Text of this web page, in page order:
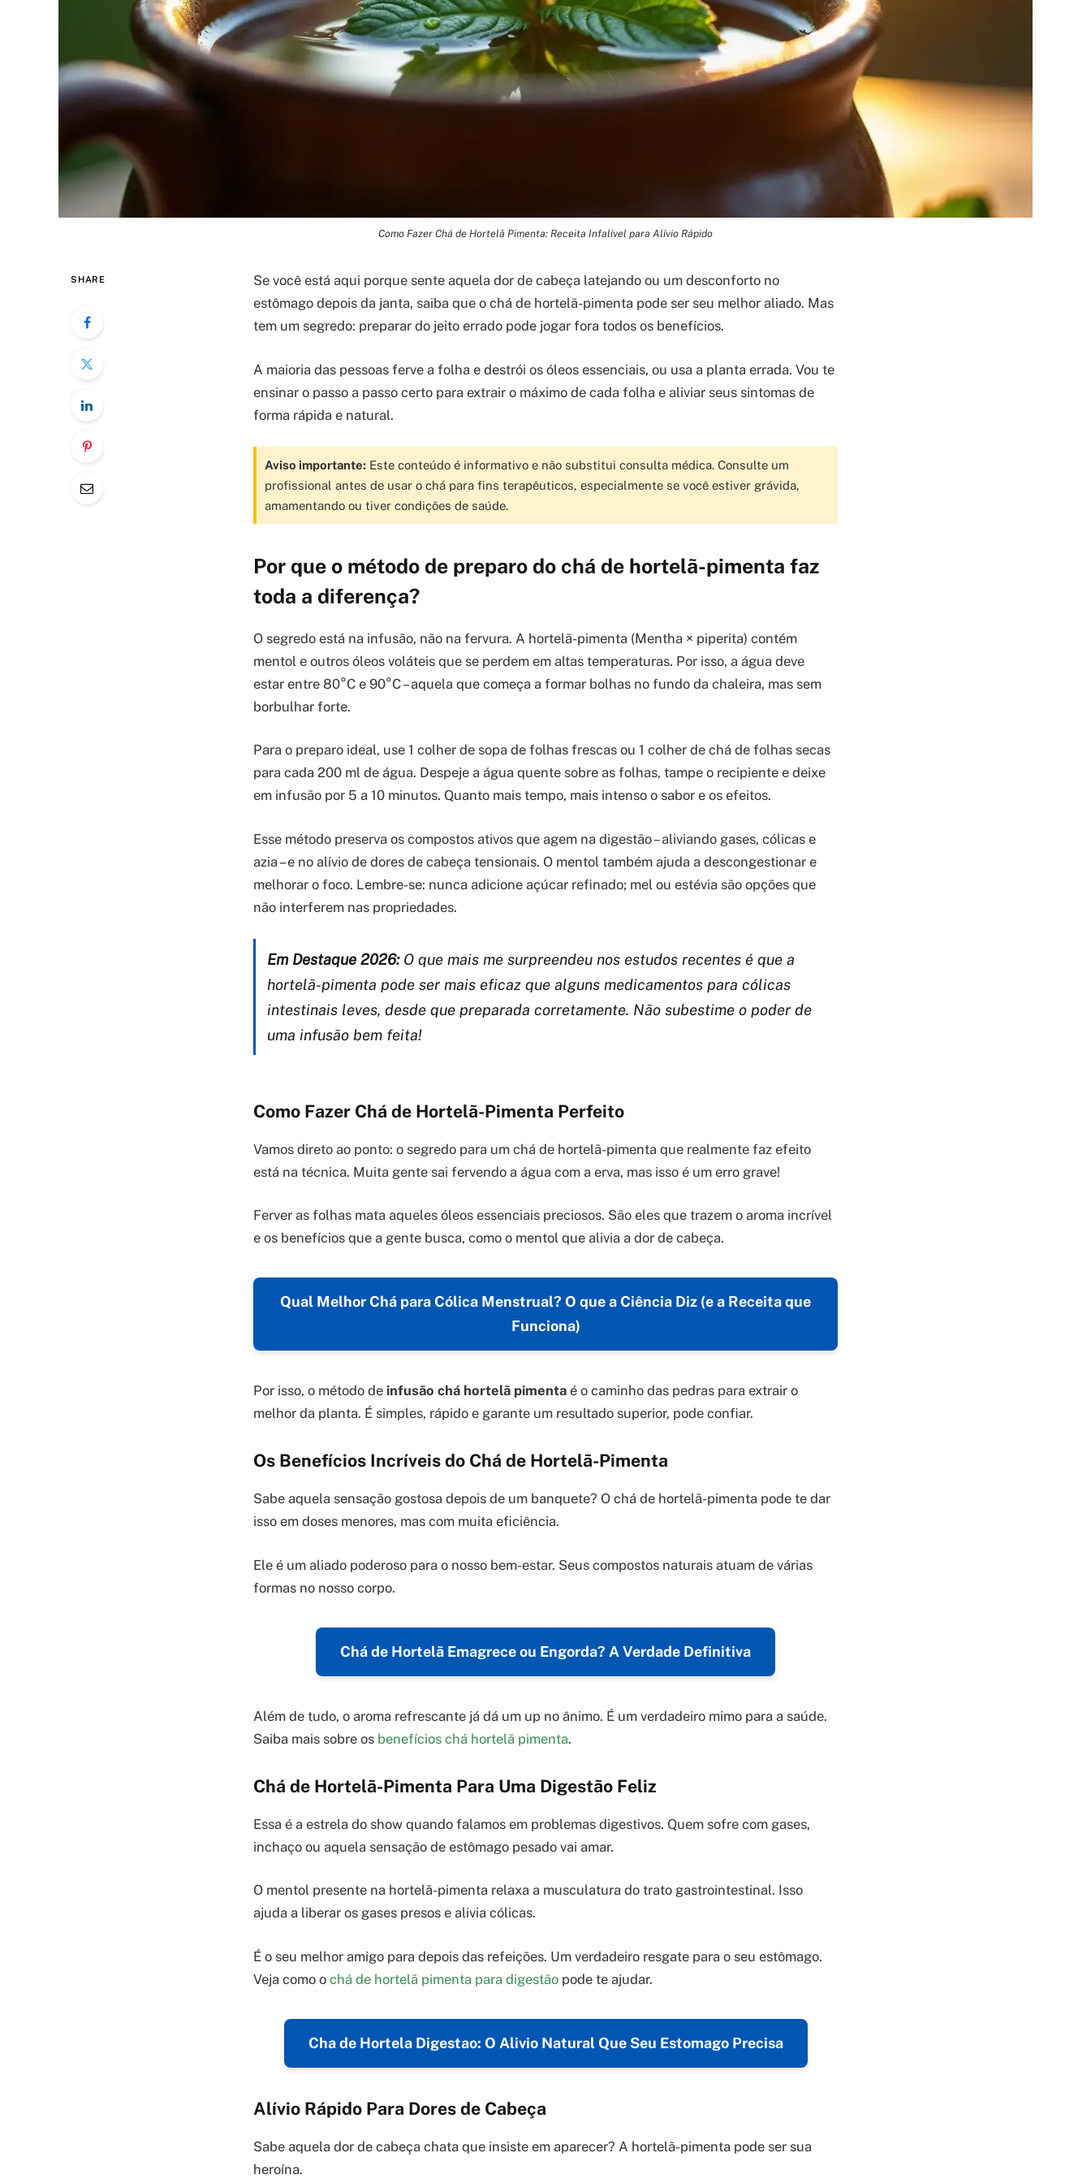
Como Fazer Chá de Hortelã Pimenta: Receita Infalível para Alívio Rápido
SHARE
Se você está aqui porque sente aquela dor de cabeça latejando ou um desconforto no
estômago depois da janta, saiba que o chá de hortelã-pimenta pode ser seu melhor aliado. Mas
tem um segredo: preparar do jeito errado pode jogar fora todos os benefícios.
A maioria das pessoas ferve a folha e destrói os óleos essenciais, ou usa a planta errada. Vou te
ensinar o passo a passo certo para extrair o máximo de cada folha e aliviar seus sintomas de
forma rápida e natural.
Aviso importante: Este conteúdo é informativo e não substitui consulta médica. Consulte um
profissional antes de usar o chá para fins terapêuticos, especialmente se você estiver grávida,
amamentando ou tiver condições de saúde.
Por que o método de preparo do chá de hortelã-pimenta faz
toda a diferença?
O segredo está na infusão, não na fervura. A hortelã-pimenta (Mentha × piperita) contém
mentol e outros óleos voláteis que se perdem em altas temperaturas. Por isso, a água deve
estar entre 80°C e 90°C – aquela que começa a formar bolhas no fundo da chaleira, mas sem
borbulhar forte.
Para o preparo ideal, use 1 colher de sopa de folhas frescas ou 1 colher de chá de folhas secas
para cada 200 ml de água. Despeje a água quente sobre as folhas, tampe o recipiente e deixe
em infusão por 5 a 10 minutos. Quanto mais tempo, mais intenso o sabor e os efeitos.
Esse método preserva os compostos ativos que agem na digestão – aliviando gases, cólicas e
azia – e no alívio de dores de cabeça tensionais. O mentol também ajuda a descongestionar e
melhorar o foco. Lembre-se: nunca adicione açúcar refinado; mel ou estévia são opções que
não interferem nas propriedades.
Em Destaque 2026:O que mais me surpreendeu nos estudos recentes é que a
hortelã-pimenta pode ser mais eficaz que alguns medicamentos para cólicas
intestinais leves, desde que preparada corretamente. Não subestime o poder de
uma infusão bem feita!
Como Fazer Chá de Hortelã-Pimenta Perfeito
Vamos direto ao ponto: o segredo para um chá de hortelã-pimenta que realmente faz efeito
está na técnica. Muita gente sai fervendo a água com a erva, mas isso é um erro grave!
Ferver as folhas mata aqueles óleos essenciais preciosos. São eles que trazem o aroma incrível
e os benefícios que a gente busca, como o mentol que alivia a dor de cabeça.
Qual Melhor Chá para Cólica Menstrual? O que a Ciência Diz (e a Receita que
Funciona)
Por isso, o método de infusão chá hortelã pimenta é o caminho das pedras para extrair o
melhor da planta. É simples, rápido e garante um resultado superior, pode confiar.
Os Benefícios Incríveis do Chá de Hortelã-Pimenta
Sabe aquela sensação gostosa depois de um banquete? O chá de hortelã-pimenta pode te dar
isso em doses menores, mas com muita eficiência.
Ele é um aliado poderoso para o nosso bem-estar. Seus compostos naturais atuam de várias
formas no nosso corpo.
Chá de Hortelã Emagrece ou Engorda? A Verdade Definitiva
Além de tudo, o aroma refrescante já dá um up no ânimo. É um verdadeiro mimo para a saúde.
Saiba mais sobre os benefícios chá hortelã pimenta.
Chá de Hortelã-Pimenta Para Uma Digestão Feliz
Essa é a estrela do show quando falamos em problemas digestivos. Quem sofre com gases,
inchaço ou aquela sensação de estômago pesado vai amar.
O mentol presente na hortelã-pimenta relaxa a musculatura do trato gastrointestinal. Isso
ajuda a liberar os gases presos e alivia cólicas.
É o seu melhor amigo para depois das refeições. Um verdadeiro resgate para o seu estômago.
Veja como o chá de hortelã pimenta para digestão pode te ajudar.
Cha de Hortela Digestao: O Alivio Natural Que Seu Estomago Precisa
Alívio Rápido Para Dores de Cabeça
Sabe aquela dor de cabeça chata que insiste em aparecer? A hortelã-pimenta pode ser sua
heroína.